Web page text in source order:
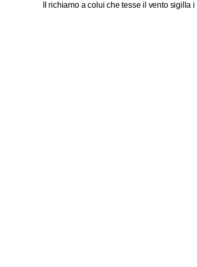
Il richiamo a colui che tesse il vento sigilla